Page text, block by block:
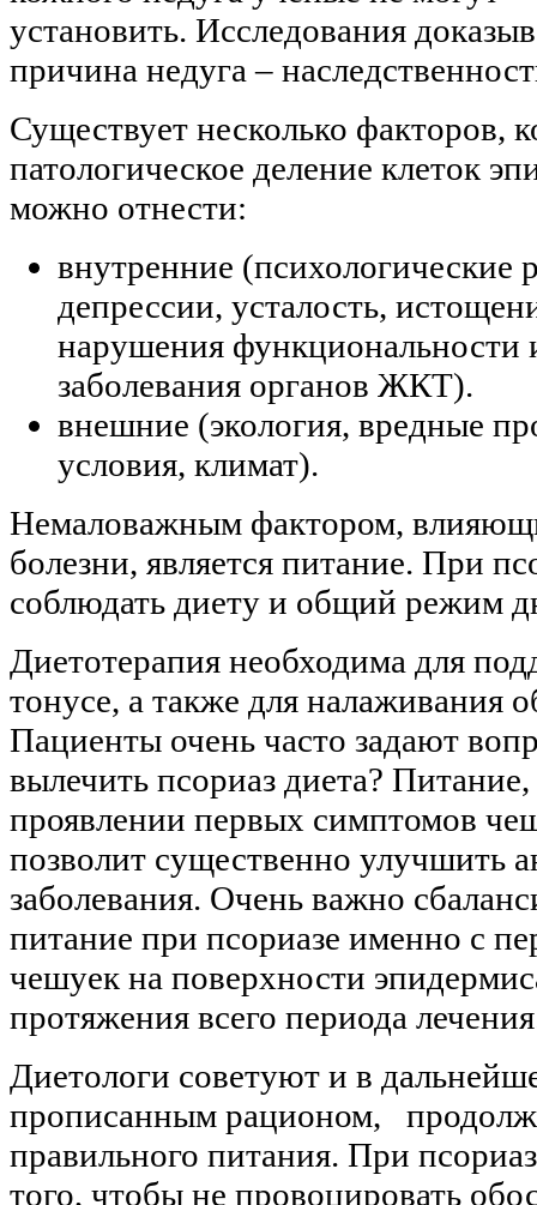
установить. Исследования
причина недуга –
Существует несколько факторов,
патологическое деление клеток
можно отнести:
внутренние (психологические
депрессии, усталость,
нарушения
заболевания органов ЖКТ).
внешние (экология, вредные
условия, климат).
Немаловажным фактором,
болезни, является питание. При
соблюдать диету и общий режим
Диетотерапия необходима для
тонусе, а также для налаживания
Пациенты очень часто задают
вылечить псориаз диета?
проявлении первых симптомов
позволит существенно улучшить
заболевания. Очень важно
питание при псориазе именно с
чешуек на поверхности
протяжения всего периода
Диетологи советуют и в
прописанным рационом,
правильного питания. При
того, чтобы не провоцировать